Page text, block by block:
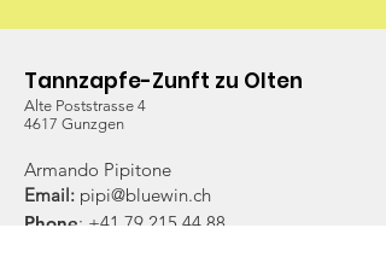
Tannzapfe-Zunft zu Olten
Alte Poststrasse 4
4617 Gunzgen
Armando Pipitone
Email: pipi@bluewin.ch
Phone: +41 79 215 44 88